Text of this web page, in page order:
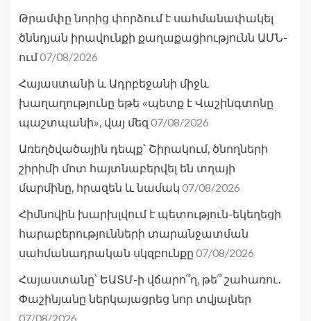
Թրամփը նորից փորձում է սահմանափակել
ծննդյան իրավունքի քաղաքացիությունն ԱՄՆ-
ում07/08/2026
Հայաստանի և Ադրբեջանի միջև
խաղաղությունը եթե «պետք է Վաշինգտոնը
պաշտպանի», վայ մեզ 07/08/2026
Առեղծվածային դեպք՝ Շիրակում, ծնողների
շիրիմի մոտ հայտնաբերվել են տղայի
մարմինը, հրազեն և նամակ 07/08/2026
Հիմնովին խարխլվում է պետություն-եկեղեցի
հարաբերությունների տարանջատման
սահմանադրական սկզբունքը 07/08/2026
Հայաստանը՝ ԵԱՏՄ-ի վճարո՞ղ, թե՞ շահառու․
Փաշինյանը ներկայացրեց նոր տվյալներ
07/08/2026